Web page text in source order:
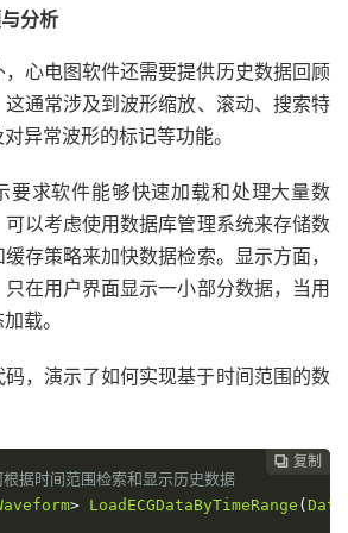
分析
，心电图软件还需要提供历史数据回顾
通常涉及到波形缩放、滚动、搜索特
异常波形的标记等功能。
要求软件能够快速加载和处理大量数
以考虑使用数据库管理系统来存储数
存策略来加快数据检索。显示方面，
在用户界面显示一小部分数据，当用
载。
，演示了如何实现基于时间范围的数
 复制
 复制
 复制
 复制
 复制
 复制
 复制
 复制
据时间范围检索和显示历史数据
> LoadECGDataByTimeRange (